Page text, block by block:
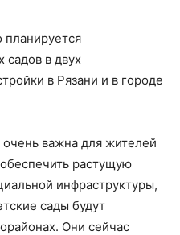
садов в двух
в Рязани и в городе
очень важна для жителей
растущую
инфраструктуры,
сады будут
Они сейчас